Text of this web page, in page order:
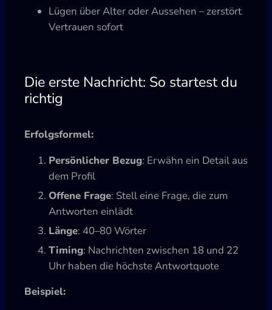
Lügen über Alter oder Aussehen – zerstört
Vertrauen sofort
Die erste Nachricht: So startest du
richtig
Erfolgsformel:
Persönlicher Bezug: Erwähn ein Detail aus
dem Profil
Offene Frage: Stell eine Frage, die zum
Antworten einlädt
Länge: 40–80 Wörter
Timing: Nachrichten zwischen 18 und 22
Uhr haben die höchste Antwortquote
Beispiel: